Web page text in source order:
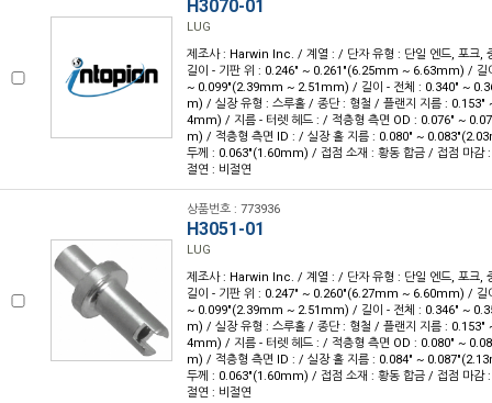
H3070-01
LUG
제조사 : Harwin Inc. / 계열 : / 단자 유형 : 단일 엔드, 포크,
길이 - 기판 위 : 0.246" ~ 0.261"(6.25mm ~ 6.63mm) / 길
~ 0.099"(2.39mm ~ 2.51mm) / 길이 - 전체 : 0.340" ~
m) / 실장 유형 : 스루홀 / 종단 : 형철 / 플랜지 지름 :
4mm) / 지름 - 터렛 헤드 : / 적층형 측면 OD : 0.076" ~
m) / 적층형 측면 ID : / 실장 홀 지름 : 0.080" ~
두께 : 0.063"(1.60mm) / 접점 소재 : 황동 합금 / 접점 마감
절연 : 비절연
상품번호 : 773936
H3051-01
LUG
제조사 : Harwin Inc. / 계열 : / 단자 유형 : 단일 엔드, 포크,
길이 - 기판 위 : 0.247" ~ 0.260"(6.27mm ~ 6.60mm) / 길
~ 0.099"(2.39mm ~ 2.51mm) / 길이 - 전체 : 0.346" ~
m) / 실장 유형 : 스루홀 / 종단 : 형철 / 플랜지 지름 :
4mm) / 지름 - 터렛 헤드 : / 적층형 측면 OD : 0.080" ~
m) / 적층형 측면 ID : / 실장 홀 지름 : 0.084" ~
두께 : 0.063"(1.60mm) / 접점 소재 : 황동 합금 / 접점 마감
절연 : 비절연